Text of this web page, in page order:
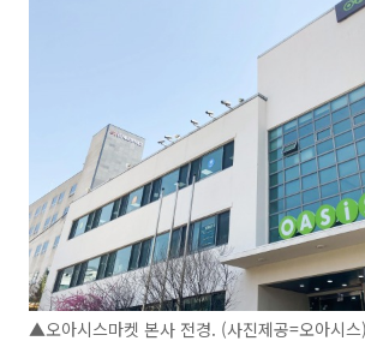
▲오아시스마켓 본사 전경. (사진제공=오아시스)